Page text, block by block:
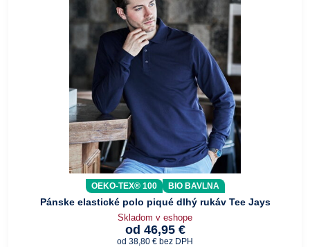
OEKO-TEX® 100 BIO BAVLNA
Pánske elastické polo piqué dlhý rukáv Tee Jays
Skladom v eshope
od 46,95 €
od 38,80 € bez DPH